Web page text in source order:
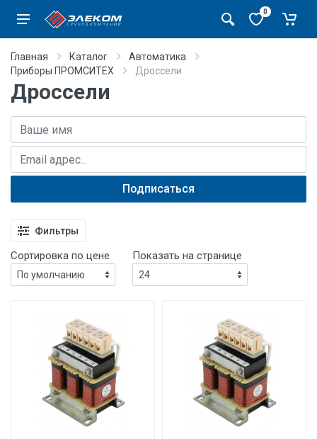
0
Главная Каталог
Автоматика
Приборы ПРОМСИТЕХ
Дроссели
Дроссели
Имя
E-mail адрес
Подписаться
Фильтры
Сортировка по цене Показать на странице